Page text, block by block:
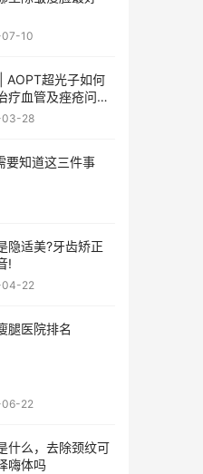
10
AOPT超光子如何
疗血管及痤疮问
03-28
要知道这三件事
隐适美?牙齿矫正
!
04-22
腿医院排名
22
什么，去除颈纹可
嗨体吗